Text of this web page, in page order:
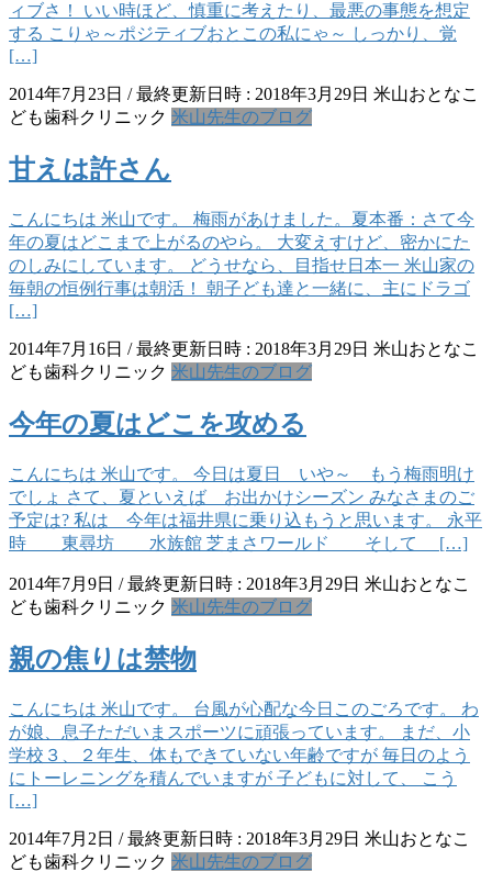
ィブさ！ いい時ほど、慎重に考えたり、最悪の事態を想定
する こりゃ～ポジティブおとこの私にゃ～ しっかり、覚
[…]
2014年7月23日 / 最終更新日時 : 2018年3月29日 米山おとなこ
ども歯科クリニック 米山先生のブログ
甘えは許さん
こんにちは 米山です。 梅雨があけました。夏本番：さて今
年の夏はどこまで上がるのやら。 大変えすけど、密かにた
のしみにしています。 どうせなら、目指せ日本一 米山家の
毎朝の恒例行事は朝活！ 朝子ども達と一緒に、主にドラゴ
[…]
2014年7月16日 / 最終更新日時 : 2018年3月29日 米山おとなこ
ども歯科クリニック 米山先生のブログ
今年の夏はどこを攻める
こんにちは 米山です。 今日は夏日 いや～ もう梅雨明け
でしょ さて、夏といえば お出かけシーズン みなさまのご
予定は? 私は 今年は福井県に乗り込もうと思います。 永平
時 東尋坊 水族館 芝まさワールド そして […]
2014年7月9日 / 最終更新日時 : 2018年3月29日 米山おとなこ
ども歯科クリニック 米山先生のブログ
親の焦りは禁物
こんにちは 米山です。 台風が心配な今日このごろです。 わ
が娘、息子ただいまスポーツに頑張っています。 まだ、小
学校３、２年生、体もできていない年齢ですが 毎日のよう
にトーレニングを積んでいますが 子どもに対して、 こう
[…]
2014年7月2日 / 最終更新日時 : 2018年3月29日 米山おとなこ
ども歯科クリニック 米山先生のブログ